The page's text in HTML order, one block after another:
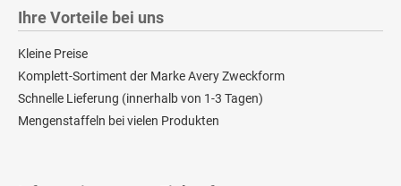
Ihre Vorteile bei uns
Kleine Preise
Komplett-Sortiment der Marke Avery Zweckform
Schnelle Lieferung (innerhalb von 1-3 Tagen)
Mengenstaffeln bei vielen Produkten